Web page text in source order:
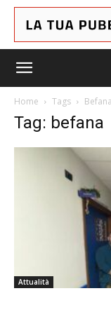
Home Tags Befana
Tag: befana
Attualità